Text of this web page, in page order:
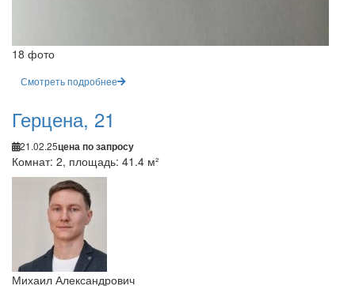
18 фото
Смотреть подробнее
Герцена, 21
21.02.25цена по запросу
Комнат: 2, площадь: 41.4 м²
Михаил Александрович